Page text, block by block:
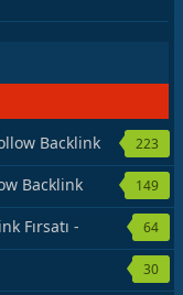
Backlink
223
Backlink
149
Fırsatı -
64
30